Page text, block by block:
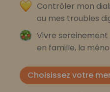
Contrôler mon
ou mes troubles
Vivre sereinement
en famille, la
Choisissez votre